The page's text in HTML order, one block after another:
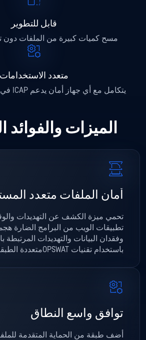
قابل للتطوير
مسح كميات كبيرة من الملفات دون
متعدد الاستخدامات
يتكامل مع أي جهاز أمان يدعم ICAP في أقل من 10 دقائق.
الميزات والفوائد
أمان الملفات متعدد
تحمي ميزة الكشف عن التهديدات
تطبيقات الويب من البرامج الضارة
وفقدان البيانات والتهديدات المرتبطة
باستخدام تقنيات OPSWATمتعددة الطبقات.
توافق واسع النطاق
أضف طبقة من الحماية المتقدمة